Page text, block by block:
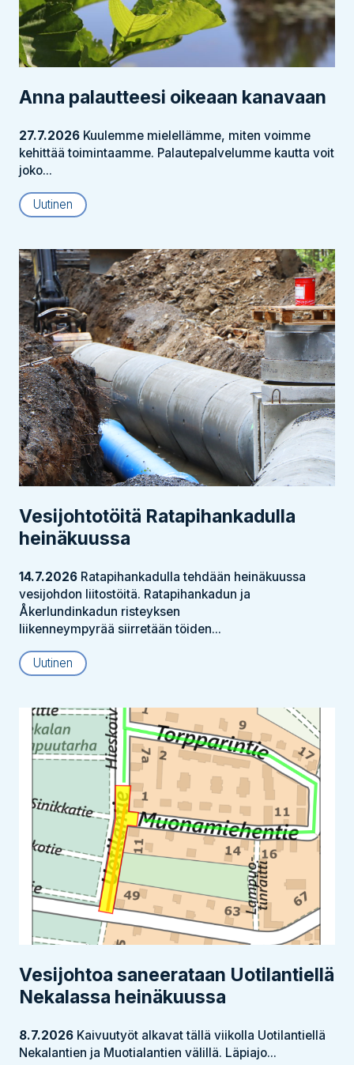
Anna palautteesi oikeaan kanavaan
27.7.2026 Kuulemme mielellämme, miten voimme
kehittää toimintaamme. Palautepalvelumme kautta voit
joko...
Uutinen
Vesijohtotöitä Ratapihankadulla
heinäkuussa
14.7.2026 Ratapihankadulla tehdään heinäkuussa
vesijohdon liitostöitä. Ratapihankadun ja
Åkerlundinkadun risteyksen
liikenneympyrää siirretään töiden...
Uutinen
Vesijohtoa saneerataan Uotilantiellä
Nekalassa heinäkuussa
8.7.2026 Kaivuutyöt alkavat tällä viikolla Uotilantiellä
Nekalantien ja Muotialantien välillä. Läpiajo...